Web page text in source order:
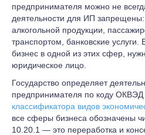
предпринимателя можно не
деятельности для ИП
алкогольной продукции,
транспортом, банковские услуги.
бизнес в одной из этих сфер,
юридическое лицо.
Государство определяет
предпринимателя по коду
классификатора видов
все сферы бизнеса обозначены
10.20.1 — это переработка и